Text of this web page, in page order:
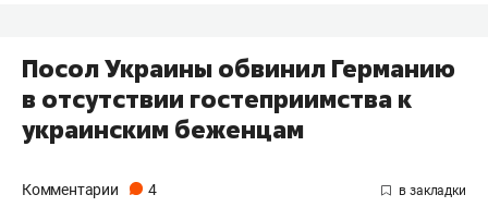
Посол Украины обвинил Германию
в отсутствии гостеприимства к
украинским беженцам
Комментарии 4